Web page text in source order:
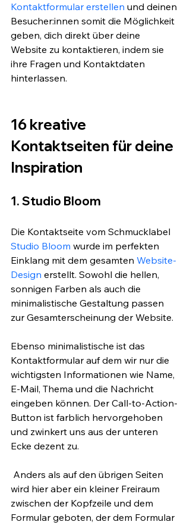
Kontaktformular erstellen und deinen
Besucher:innen somit die Möglichkeit
geben, dich direkt über deine
Website zu kontaktieren, indem sie
ihre Fragen und Kontaktdaten
hinterlassen.
16 kreative
Kontaktseiten für deine
Inspiration
1. Studio Bloom
Die Kontaktseite vom Schmucklabel
Studio Bloom wurde im perfekten
Einklang mit dem gesamten Website-
Design erstellt. Sowohl die hellen,
sonnigen Farben als auch die
minimalistische Gestaltung passen
zur Gesamterscheinung der Website.
Ebenso minimalistische ist das
Kontaktformular auf dem wir nur die
wichtigsten Informationen wie Name,
E-Mail, Thema und die Nachricht
eingeben können. Der Call-to-Action-
Button ist farblich hervorgehoben
und zwinkert uns aus der unteren
Ecke dezent zu.
wird hier aber ein kleiner Freiraum
zwischen der Kopfzeile und dem
Formular geboten, der dem Formular